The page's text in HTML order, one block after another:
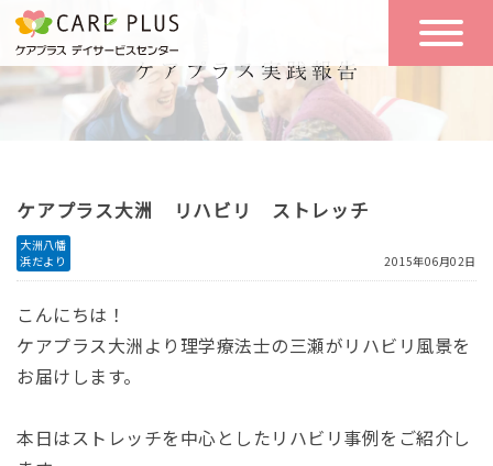
こんな方に
おすすめ
一日の流れ
一日体験
空き状況
ケアプラス大洲 リハビリ ストレッチ
大洲八幡
浜だより
2015年06月02日
こんにちは！
ケアプラス大洲より理学療法士の三瀬がリハビリ風景を
お届けします。
本日はストレッチを中心としたリハビリ事例をご紹介し